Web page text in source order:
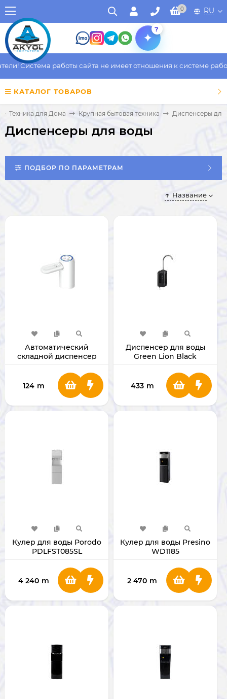
0 RU
?
Система работы сайта не имеет отношения к системе
КАТАЛОГ ТОВАРОВ
Техника для Дома Крупная бытовая техника Диспенсеры для
Диспенсеры для воды
ПОДБОР ПО ПАРАМЕТРАМ
Название
Автоматический
складной диспенсер
[GNAUWATPMWH]
124 m
Диспенсер для воды
Green Lion Black
433 m
Кулер для воды Porodo
PDLFST085SL
4 240 m
Кулер для воды Presino
WD1185
2 470 m